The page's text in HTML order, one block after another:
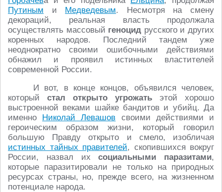
Путиным и Медведевым. Несмотря на смену
декораций, реальная власть продолжала
осуществлять массовый геноцид русского и других
коренных народов. Последний тандем уже
неоднократно своими ошибочными действиями
обнажил и проявил истинных властителей
современной России.
И вот, в конце концов, объявился человек,
который стал открыто угрожать этой хорошо
выстроенной веками шайке бандитов и убийц. Да
именно Николай Левашов своими действиями и
героическим образом жизни, который говорил
большую Правду открыто и смело, изобличая
истинных тайных правителей, скопившихся вокруг
России, назвал ихсоциальными паразитами,
которые паразитировали не только на природных
ресурсах страны, но, прежде всего, на жизненном
потенциале народа.